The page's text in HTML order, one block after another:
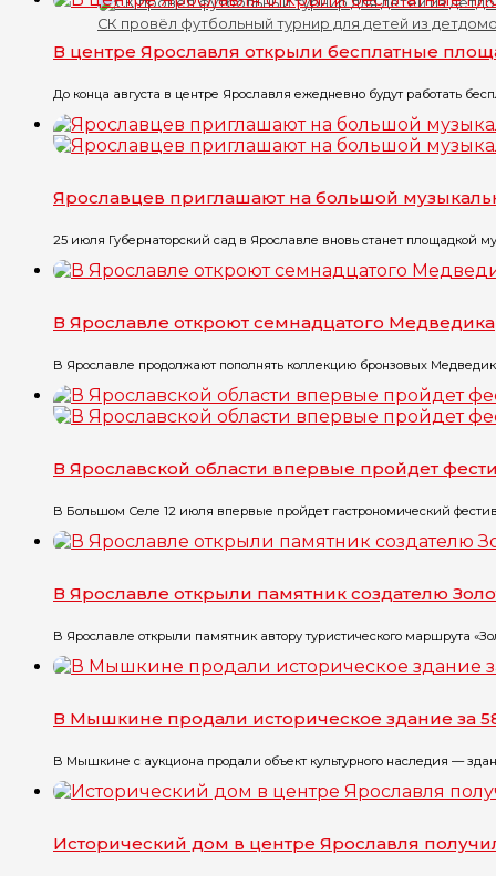
СК провёл футбольный турнир для детей из
В центре Ярославля открыли бесплатные
До конца августа в центре Ярославля ежедневно будут работать
Ярославцев приглашают на большой
25 июля Губернаторский сад в Ярославле вновь станет площадкой
В Ярославле откроют семнадцатого Медведика
В Ярославле продолжают пополнять коллекцию бронзовых
В Ярославской области впервые пройдет
В Большом Селе 12 июля впервые пройдет гастрономический
В Ярославле открыли памятник создателю
В Ярославле открыли памятник автору туристического маршрута
В Мышкине продали историческое здание за
В Мышкине с аукциона продали объект культурного наследия —
Исторический дом в центре Ярославля